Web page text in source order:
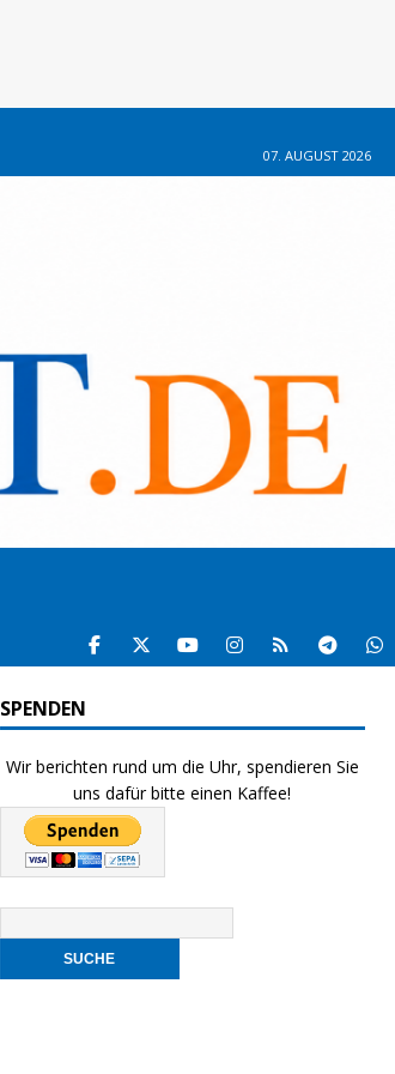
07. AUGUST 2026
SPENDEN
Wir berichten rund um die Uhr, spendieren Sie
uns dafür bitte einen Kaffee!